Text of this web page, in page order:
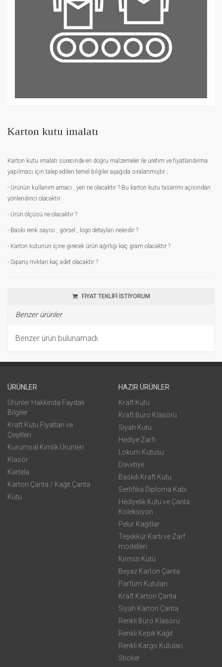
Karton kutu imalatı
Karton kutu imalatı sürecinde en doğru malzemeler ile üretim ve fiyatlandırma
yapılması için talep edilen temel bilgiler aşağıda sıralanmıştır ;
- Ürünün kullanım amacı , yeri ne olacaktır ? Bu karton kutu tasarımı açısından
yönlendirici olacaktır.
- Ürün ölçüsü ne olacaktır ?
- Baskı renk sayısı , görsel , logo detayları nelerdir ?
- Karton kutunun içine girecek ürün ağırlığı kaç gram olacaktır ?
- Sipariş miktarı kaç adet olacaktır ?
FİYAT TEKLİFİ İSTİYORUM
Benzer ürünler
Benzer ürün bulunamadı.
ÜRÜNLER
Ürünler Hakkında Faydalı
Bilgiler
Kraft Kutu Fiyatları ve
Çeşitleri
Kurumsal Kimlik Ürünleri
Klasör
Kartela
Karton Çanta / Kağıt Çanta
Kutu
HAZIR ÜRÜNLER
Kraft Kutu
Kraft Büro Klasörü
Siyah Kutu
Hediye Zarfı
Lokum Kutusu
Davetiye
Baskılı Kraft Kutu
Sertifika Diploma Kabı
Hediyelik Kutu ve Çanta
Koleksiyon
Pelur Kağıtlar
Teşekkür Kartı ve Zarf
modelleri
Kırmızı Kutu
Beyaz Karton Çanta
Parfüm Kutuları
Kraft Karton Çanta
Siyah Karton Çanta
Renkli Büro Klasörü
Renkli Kırpık Kağıt
Renkli Kargo Kutuları
Sticker